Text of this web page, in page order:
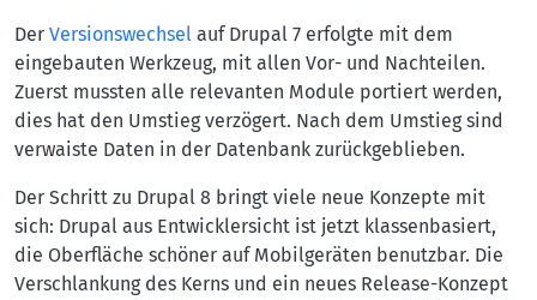
Der Versionswechsel auf Drupal 7 erfolgte mit dem
eingebauten Werkzeug, mit allen Vor- und Nachteilen.
Zuerst mussten alle relevanten Module portiert werden,
dies hat den Umstieg verzögert. Nach dem Umstieg sind
verwaiste Daten in der Datenbank zurückgeblieben.
Der Schritt zu Drupal 8 bringt viele neue Konzepte mit
sich: Drupal aus Entwicklersicht ist jetzt klassenbasiert,
die Oberfläche schöner auf Mobilgeräten benutzbar. Die
Verschlankung des Kerns und ein neues Release-Konzept